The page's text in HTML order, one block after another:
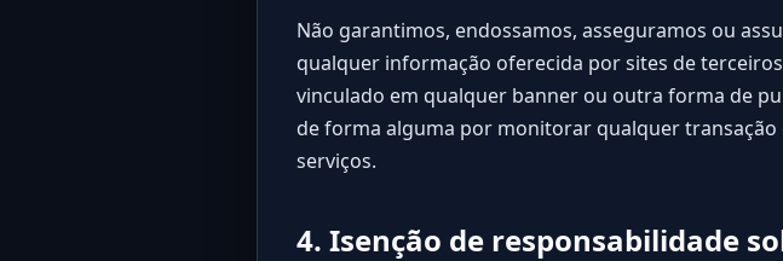
Não garantimos, endossamos, asseguramos ou
qualquer informação oferecida por sites de
vinculado em qualquer banner ou outra forma de
de forma alguma por monitorar qualquer
serviços.
4. Isenção de responsabilidade